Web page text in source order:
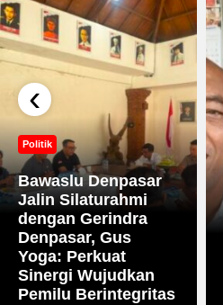
Politik
Bawaslu Denpasar
Jalin Silaturahmi
dengan Gerindra
Denpasar, Gus
Yoga: Perkuat
Sinergi Wujudkan
Pemilu Berintegritas
‹